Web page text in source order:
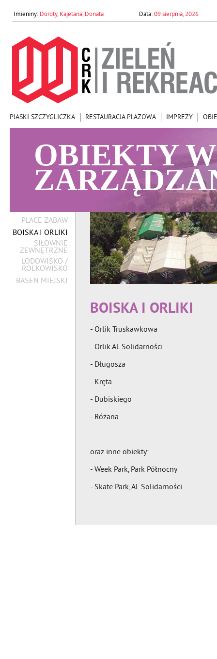
Doroty, Kajetana, Donata 09 sierpnia, 2026
PIASKI SZCZYGLICZKA RESTAURACJA PLAŻOWA IMPREZY
OBIEKTY W
PLACE ZABAW
BOISKA I ORLIKI
SIŁOWNIE
ZEWNĘTRZNE
LODOWISKO /
ROLKOWISKO
BASEN MIEJSKI
BOISKA I ORLIKI
- Orlik Truskawkowa
- Orlik Al. Solidarności
- Długosza
- Kręta
- Dubiskiego
- Różana
oraz inne obiekty:
- Week Park, Park Północny
- Skate Park, Al. Solidarności.